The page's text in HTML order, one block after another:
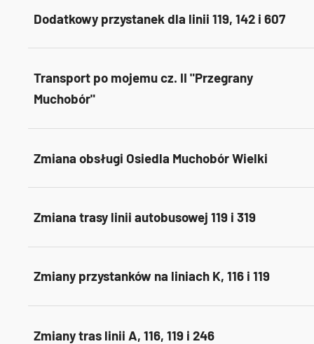
Dodatkowy przystanek dla linii 119, 142 i 607
Transport po mojemu cz. II "Przegrany
Muchobór"
Zmiana obsługi Osiedla Muchobór Wielki
Zmiana trasy linii autobusowej 119 i 319
Zmiany przystanków na liniach K, 116 i 119
Zmiany tras linii A, 116, 119 i 246